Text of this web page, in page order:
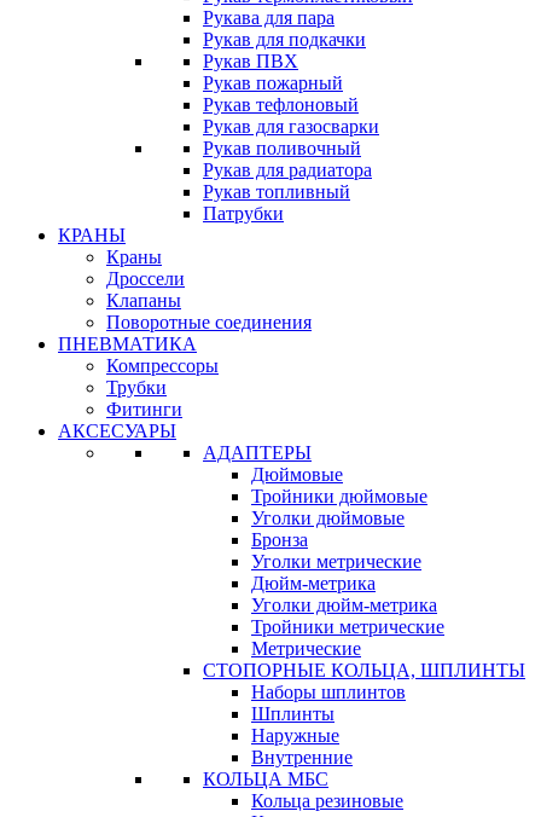
Рукава для пара
Рукав для подкачки
Рукав ПВХ
Рукав пожарный
Рукав тефлоновый
Рукав для газосварки
Рукав поливочный
Рукав для радиатора
Рукав топливный
Патрубки
КРАНЫ
Краны
Дроссели
Клапаны
Поворотные соединения
ПНЕВМАТИКА
Компрессоры
Трубки
Фитинги
АКСЕСУАРЫ
АДАПТЕРЫ
Дюймовые
Тройники дюймовые
Уголки дюймовые
Бронза
Уголки метрические
Дюйм-метрика
Уголки дюйм-метрика
Тройники метрические
Метрические
СТОПОРНЫЕ КОЛЬЦА, ШПЛИНТЫ
Наборы шплинтов
Шплинты
Наружные
Внутренние
КОЛЬЦА МБС
Кольца резиновые